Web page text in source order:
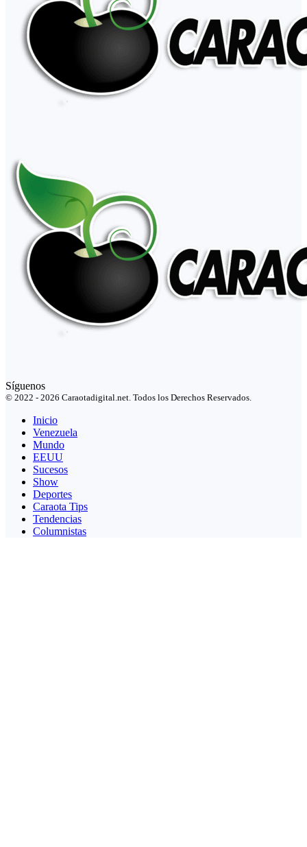
Síguenos
© 2022 - 2026 Caraotadigital.net. Todos los Derechos Reservados.
Inicio
Venezuela
Mundo
EEUU
Sucesos
Show
Deportes
Caraota Tips
Tendencias
Columnistas